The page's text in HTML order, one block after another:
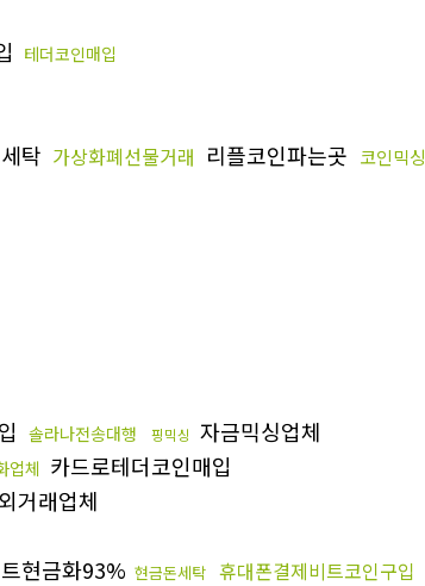
테더코인매입
탁 가상화폐선물거래 리플코인파는곳 코인믹싱
솔라나전송대행 핑믹싱 자금믹싱업체
업체 카드로테더코인매입
거래업체
현금화93% 현금돈세탁 휴대폰결제비트코인구입